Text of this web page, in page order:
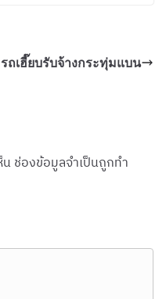
รถเฮี๊ยบรับจ้างกระทุ่มแบน
ช่องข้อมูลจำเป็นถูกทำ